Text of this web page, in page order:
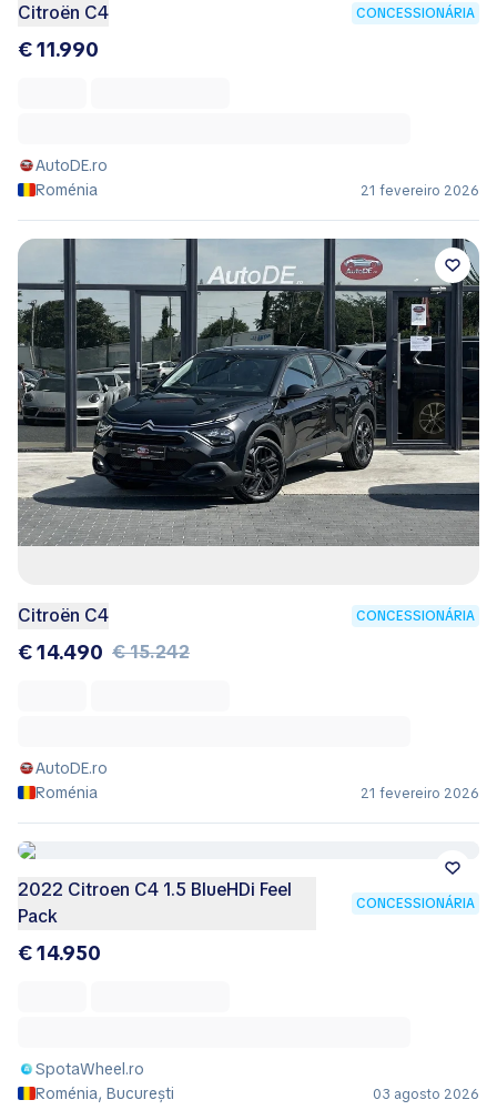
Citroën C4 CONCESSIONÁRIA
€ 11.990
AutoDE.ro
Roménia
21 fevereiro 2026
Citroën C4 CONCESSIONÁRIA
€ 14.490 € 15.242
AutoDE.ro
Roménia
21 fevereiro 2026
2022 Citroen C4 1.5 BlueHDi Feel
Pack
CONCESSIONÁRIA
€ 14.950
SpotaWheel.ro
Roménia, București
03 agosto 2026